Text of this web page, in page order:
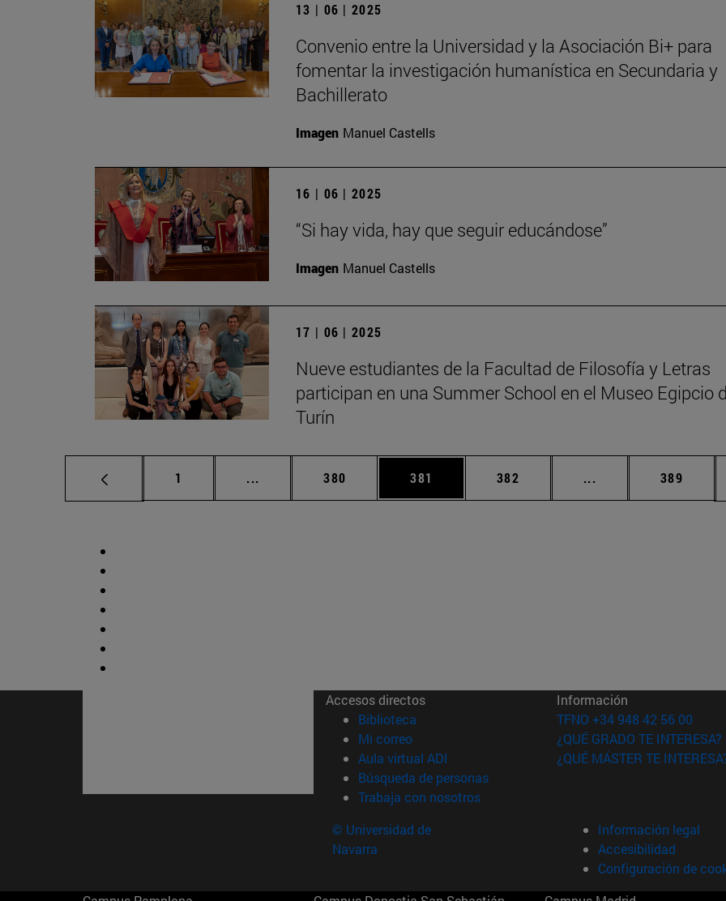
13 | 06 | 2025
Convenio entre la Universidad y la Asociación Bi+ para
fomentar la investigación humanística en Secundaria y
Bachillerato
Imagen Manuel Castells
16 | 06 | 2025
“Si hay vida, hay que seguir educándose”
Imagen Manuel Castells
17 | 06 | 2025
Nueve estudiantes de la Facultad de Filosofía y Letras
participan en una Summer School en el Museo Egipcio
Turín
Página
1 ... Páginas intermedias Use TAB para desplazarse.
Página
380 Página
381 Página
382 ... Páginas Página
389
Accesos directos
Biblioteca (abre en nueva ventana)
Mi correo(abre en nueva ventana)
Aula virtual ADI (abre en nueva ventana)
Búsqueda de personas(abre en nueva ventana)
Trabaja con nosotros(abre en nueva ventana)
Información
TFNO +34 948 42 56 00
¿QUÉ GRADO TE INTERESA?
¿QUÉ MÁSTER TE
© Universidad de
Navarra
Información legal
Accesibilidad
Configuración de